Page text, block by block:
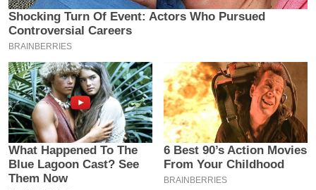
P
L
2
0
2
6
क्रा
इ
म
ई